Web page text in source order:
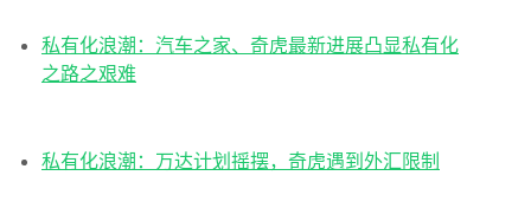
私有化浪潮：汽车之家、奇虎最新进展凸显私有化
之路之艰难
私有化浪潮：万达计划摇摆，奇虎遇到外汇限制